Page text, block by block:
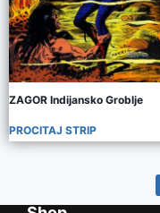
ZAGOR Indijansko Groblje
PROCITAJ STRIP